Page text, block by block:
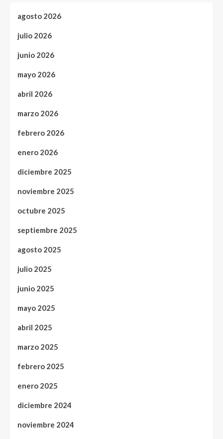
agosto 2026
julio 2026
junio 2026
mayo 2026
abril 2026
marzo 2026
febrero 2026
enero 2026
diciembre 2025
noviembre 2025
octubre 2025
septiembre 2025
agosto 2025
julio 2025
junio 2025
mayo 2025
abril 2025
marzo 2025
febrero 2025
enero 2025
diciembre 2024
noviembre 2024